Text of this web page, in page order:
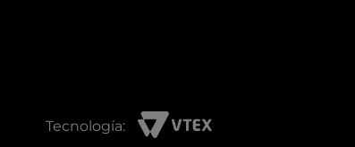
Tecnología: